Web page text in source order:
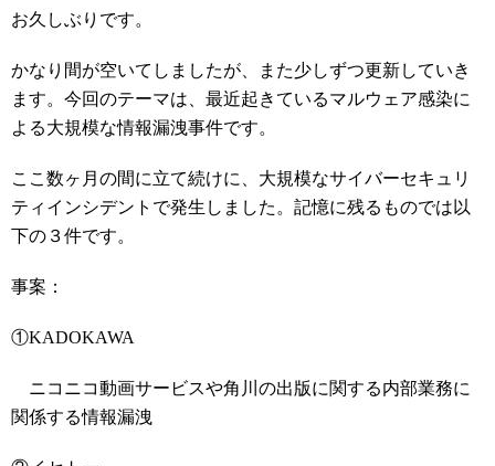
お久しぶりです。
かなり間が空いてしましたが、また少しずつ更新していき
ます。今回のテーマは、最近起きているマルウェア感染に
よる大規模な情報漏洩事件です。
ここ数ヶ月の間に立て続けに、大規模なサイバーセキュリ
ティインシデントで発生しました。記憶に残るものでは以
下の３件です。
事案：
①KADOKAWA
ニコニコ動画サービスや角川の出版に関する内部業務に
関係する情報漏洩